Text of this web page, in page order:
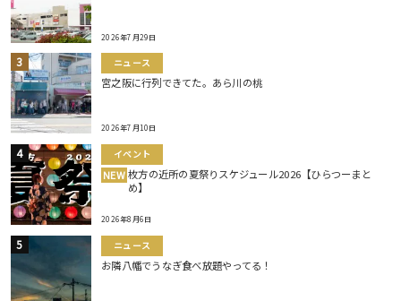
2026年7月29日
ニュース
宮之阪に行列できてた。あら川の桃
2026年7月10日
イベント
NEW 枚方の近所の夏祭りスケジュール2026【ひらつーまと
め】
2026年8月6日
ニュース
お隣八幡でうなぎ食べ放題やってる！